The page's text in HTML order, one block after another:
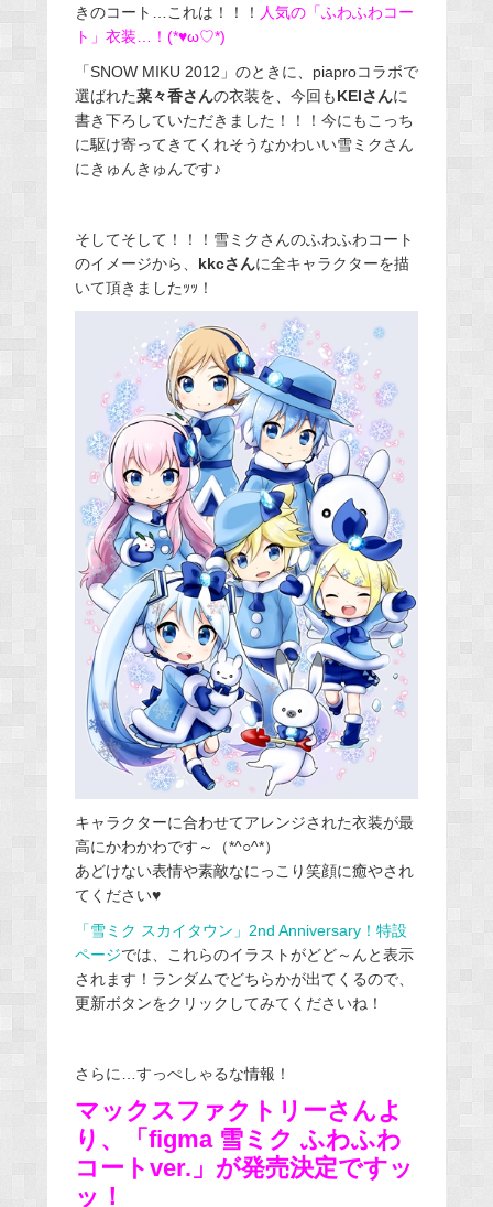
きのコート…これは！！！ 人気の「ふわふわコー
ト」衣装…！(*♥ω♡*)
「SNOW MIKU 2012」のときに、piaproコラボで
選ばれた菜々香さんの衣装を、今回もKEIさんに
書き下ろしていただきました！！！今にもこっち
に駆け寄ってきてくれそうなかわいい雪ミクさん
にきゅんきゅんです♪
そしてそして！！！雪ミクさんのふわふわコート
のイメージから、 kkcさんに全キャラクターを描
いて頂きましたｯｯ！
キャラクターに合わせてアレンジされた衣装が最
高にかわかわです～（*^○^*）
あどけない表情や素敵なにっこり笑顔に癒やされ
てください♥
「雪ミク スカイタウン」2nd Anniversary！特設
ページでは、これらのイラストがどど～んと表示
されます！ランダムでどちらかが出てくるので、
更新ボタンをクリックしてみてくださいね！
さらに…すっぺしゃるな情報！
マックスファクトリーさんよ
り、「figma 雪ミク ふわふわ
コートver.」が発売決定ですッ
ッ ！